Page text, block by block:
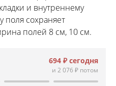
и внутреннему
поля сохраняет
полей 8 см, 10 см.
694 ₽ сегодня
и 2 076 ₽ потом